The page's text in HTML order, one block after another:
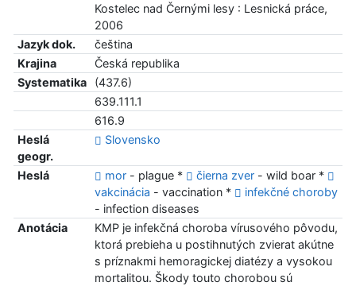
Kostelec nad Černými lesy : Lesnická práce,
2006
Jazyk dok.
čeština
Krajina
Česká republika
Systematika
(437.6)
639.111.1
616.9
Heslá
geogr.
Slovensko
Heslá mor- plague * čierna zver- wild boar *
vakcinácia - vaccination *
infekčné choroby
- infection diseases
Anotácia
KMP je infekčná choroba vírusového pôvodu,
ktorá prebieha u postihnutých zvierat akútne
s príznakmi hemoragickej diatézy a vysokou
mortalitou. Škody touto chorobou sú